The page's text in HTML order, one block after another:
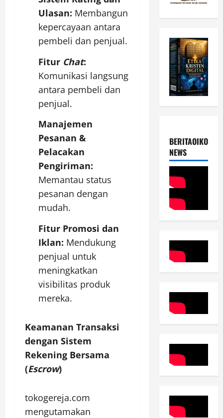
Ulasan: Membangun
kepercayaan antara
pembeli dan penjual.
Fitur Chat:
Komunikasi langsung
antara pembeli dan
penjual.
Manajemen
Pesanan &
Pelacakan
Pengiriman:
Memantau status
pesanan dengan
mudah.
Fitur Promosi dan
Iklan: Mendukung
penjual untuk
meningkatkan
visibilitas produk
mereka.
Keamanan Transaksi
dengan Sistem
Rekening Bersama
(Escrow)
tokogereja.com
mengutamakan
NEWS